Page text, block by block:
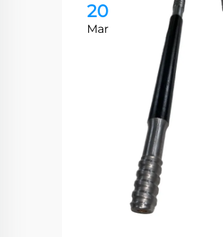
20
Mar